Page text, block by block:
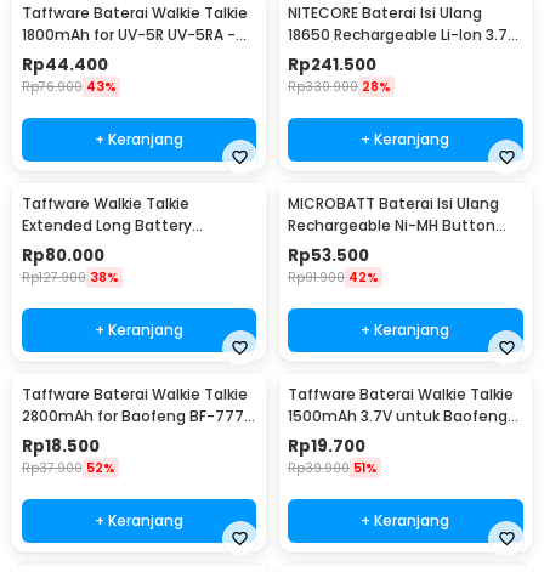
Taffware Baterai Walkie Talkie
1800mAh for UV-5R UV-5RA -
BL-5
Rp44.400
Rp76.900 43%
+ Keranjang
NITECORE Baterai Isi Ulang
18650 Rechargeable Li-Ion 3.7V
3400mAh 1PCS - NL1834
Rp241.500
Rp330.900 28%
+ Keranjang
Taffware Walkie Talkie
Extended Long Battery
3800mAh - BL-5
Rp80.000
Rp127.900 38%
+ Keranjang
MICROBATT Baterai Isi Ulang
Rechargeable Ni-MH Button
Top 1.2V AA-1000mAh
Rp53.500
Rp91.900 42%
+ Keranjang
Taffware Baterai Walkie Talkie
2800mAh for Baofeng BF-777S
666S 888S
Rp18.500
Rp37.900 52%
+ Keranjang
Taffware Baterai Walkie Talkie
1500mAh 3.7V untuk Baofeng
BF-UV3R - BL-3
Rp19.700
Rp39.900 51%
+ Keranjang